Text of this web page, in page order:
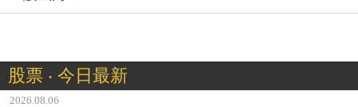
股票 ‧ 今日最新
2026.08.06